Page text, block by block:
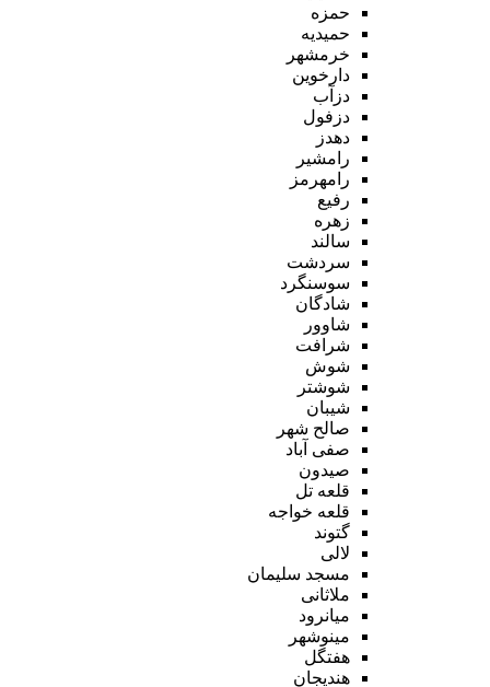
حمزه
حمیدیه
خرمشهر
دارخوین
دزآب
دزفول
دهدز
رامشیر
رامهرمز
رفیع
زهره
سالند
سردشت
سوسنگرد
شادگان
شاوور
شرافت
شوش
شوشتر
شیبان
صالح شهر
صفی آباد
صیدون
قلعه تل
قلعه خواجه
گتوند
لالی
مسجد سلیمان
ملاثانی
میانرود
مینوشهر
هفتگل
هندیجان